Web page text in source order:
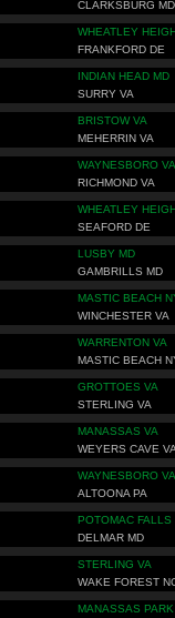
CLARKSBURG MD
WHEATLEY
FRANKFORD DE
INDIAN HEAD MD
SURRY VA
BRISTOW VA
MEHERRIN VA
WAYNESBORO VA
RICHMOND VA
WHEATLEY
SEAFORD DE
LUSBY MD
GAMBRILLS MD
MASTIC BEACH
WINCHESTER VA
WARRENTON VA
MASTIC BEACH
GROTTOES VA
STERLING VA
MANASSAS VA
WEYERS CAVE
WAYNESBORO VA
ALTOONA PA
POTOMAC FALLS
DELMAR MD
STERLING VA
WAKE FOREST
MANASSAS